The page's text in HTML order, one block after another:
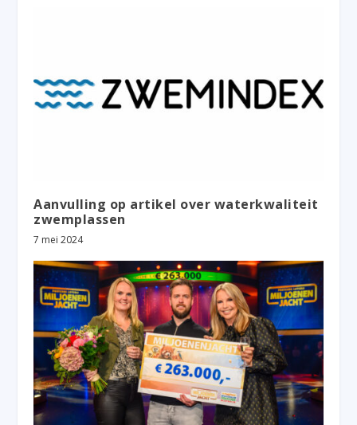
Aanvulling op artikel over waterkwaliteit
zwemplassen
7 mei 2024